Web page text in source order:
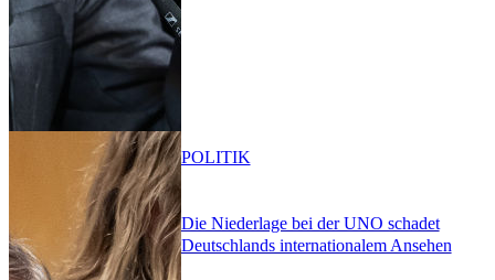
Die Niederlage bei der UNO schadet
Deutschlands internationalem Ansehen
POLITIK